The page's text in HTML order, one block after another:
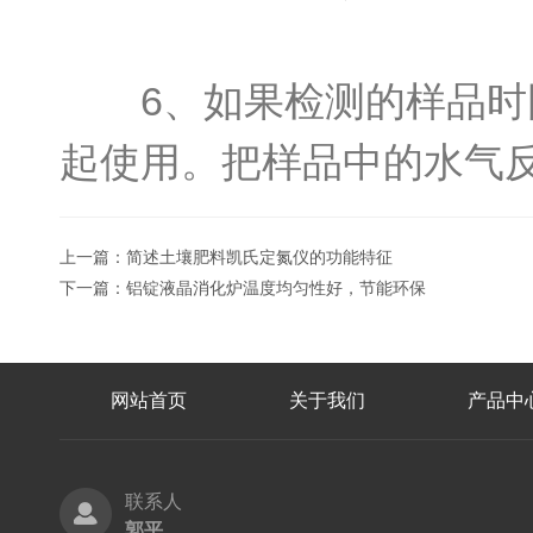
6、如果检测的样品时
起使用。把样品中的水气
上一篇： 简述土壤肥料凯氏定氮仪的功能特征
下一篇： 铝锭液晶消化炉温度均匀性好，节能环保
网站首页 关于我们 产品中
联系人